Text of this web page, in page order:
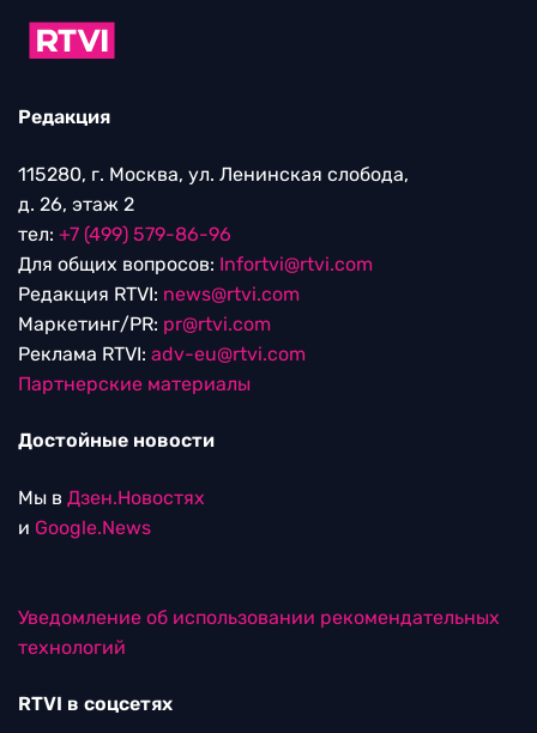
Редакция
115280, г. Москва, ул. Ленинская слобода,
д. 26, этаж 2
тел: +7 (499) 579-86-96
Для общих вопросов: Infortvi@rtvi.com
Редакция RTVI: news@rtvi.com
Маркетинг/PR: pr@rtvi.com
Реклама RTVI: adv-eu@rtvi.com
Партнерские материалы
Достойные новости
Мы в Дзен.Новостях
и Google.News
Уведомление об использовании рекомендательных
технологий
RTVI в соцсетях